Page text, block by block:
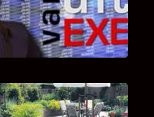
van de deelname
aan dit programma.
HANS BOEREMA